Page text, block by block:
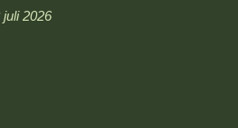
juli 2026